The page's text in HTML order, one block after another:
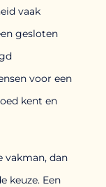
vaak
gesloten
voor een
kent en
vakman, dan
keuze. Een